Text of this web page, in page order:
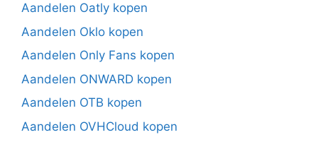
Aandelen Oatly kopen
Aandelen Oklo kopen
Aandelen Only Fans kopen
Aandelen ONWARD kopen
Aandelen OTB kopen
Aandelen OVHCloud kopen